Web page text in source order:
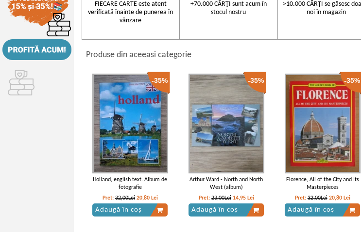
FIECARE CARTE este atent
verificată înainte de punerea în
vânzare
+70.000 CĂRŢI sunt acum în
stocul nostru
>10.000 CĂRŢI se găsesc
noi în magazin
Produse din aceeasi categorie
-35%
Holland, english text. Album de
fotografie
Pret: 32,00Lei 20,80 Lei
Adaugă în coș
-35%
Arthur Ward - North and North
West (album)
Pret:23,00Lei 14,95 Lei
Adaugă în coș
-35%
Florence, All of the City and Its
Masterpieces
Pret:32,00Lei 20,80 Lei
Adaugă în coș